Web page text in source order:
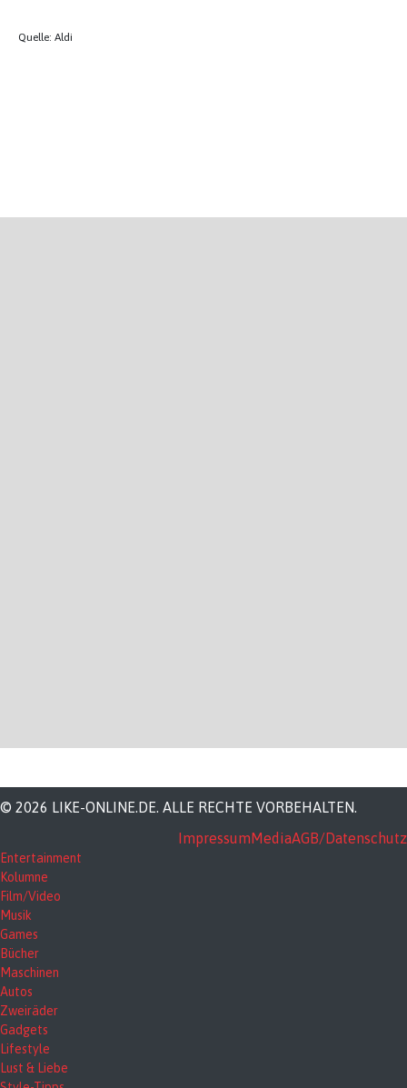
Quelle: Aldi
© 2026 LIKE-ONLINE.DE. ALLE RECHTE VORBEHALTEN.
ImpressumMediaAGB/Datenschutz
Entertainment
Kolumne
Film/Video
Musik
Games
Bücher
Maschinen
Autos
Zweiräder
Gadgets
Lifestyle
Lust & Liebe